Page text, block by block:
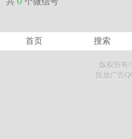
首页 搜索
版权所有
投放广告